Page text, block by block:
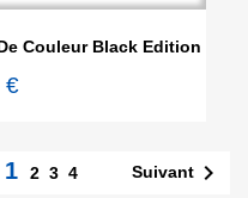
Couleur Black Edition
€
1 2 3 4 Suivant 